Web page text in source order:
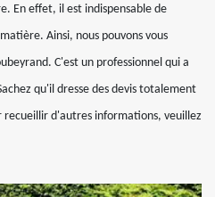
En effet, il est indispensable de
Ainsi, nous pouvons vous
C'est un professionnel qui a
qu'il dresse des devis totalement
d'autres informations, veuillez